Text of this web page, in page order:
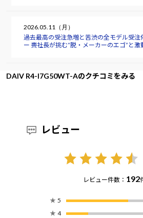
2026.05.11（月）
過去最高の受注急増と苦渋の全モデル受注
ー 軣社長が挑む“脱・メーカーのエゴ”と
DAIV R4-I7G50WT-Aのクチコミをみる
レビュー
レビュー件数： 192
★ 5
★ 4